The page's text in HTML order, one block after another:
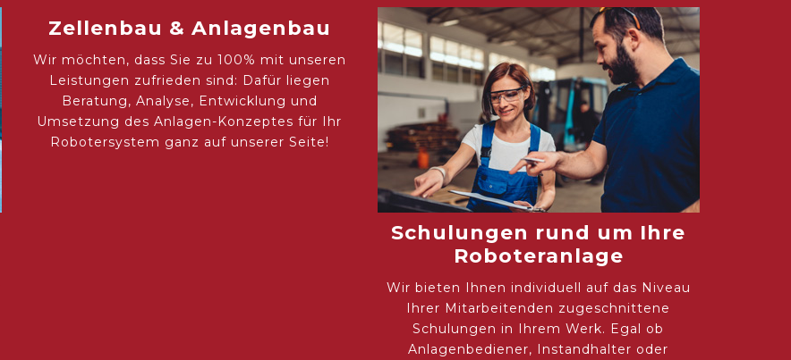
Zellenbau & Anlagenbau
Wir möchten, dass Sie zu 100% mit unseren
Leistungen zufrieden sind: Dafür liegen
Beratung, Analyse, Entwicklung und
Umsetzung des Anlagen-Konzeptes für Ihr
Robotersystem ganz auf unserer Seite!
Schulungen rund um Ihre
Roboteranlage
Wir bieten Ihnen individuell auf das Niveau
Ihrer Mitarbeitenden zugeschnittene
Schulungen in Ihrem Werk. Egal ob
Anlagenbediener, Instandhalter oder